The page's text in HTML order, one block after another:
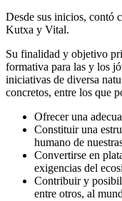
Desde sus inicios, contó
Kutxa y Vital.
Su finalidad y objetivo
formativa para las y los
iniciativas de diversa
concretos, entre los que
Ofrecer una
Constituir una
humano de
Convertirse en
exigencias del
Contribuir y
entre otros, al